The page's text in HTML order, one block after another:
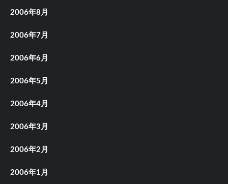
2006年8月
2006年7月
2006年6月
2006年5月
2006年4月
2006年3月
2006年2月
2006年1月